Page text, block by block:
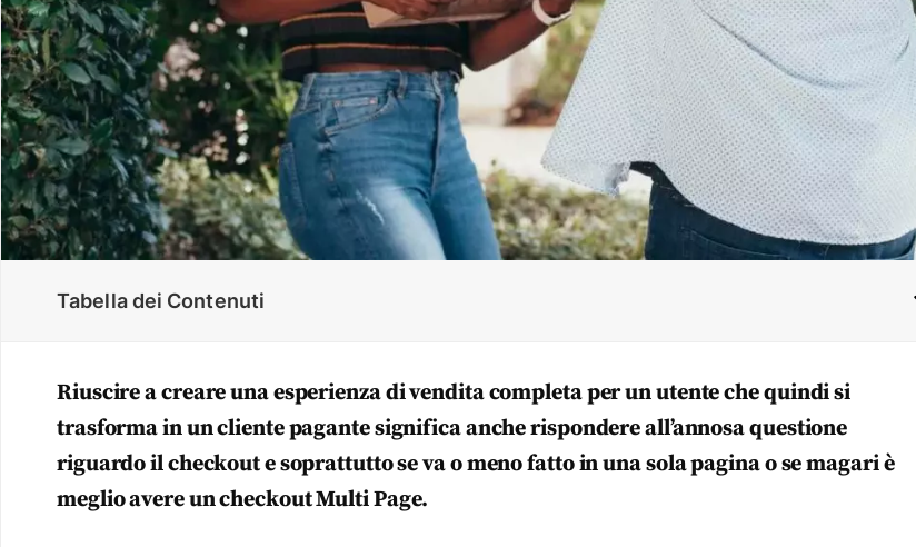
Tabella dei Contenuti
Riuscire a creare una esperienza di vendita completa per un utente che quindi si
trasforma in un cliente pagante significa anche rispondere all’annosa questione
riguardo il checkout e soprattutto se va o meno fatto in una sola pagina o se magari è
meglio avere un checkout Multi Page.